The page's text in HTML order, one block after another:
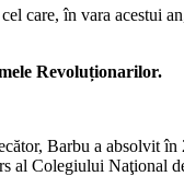
care, în vara acestui
Revoluționarilor.
Barbu a absolvit în
al Colegiului Naţional